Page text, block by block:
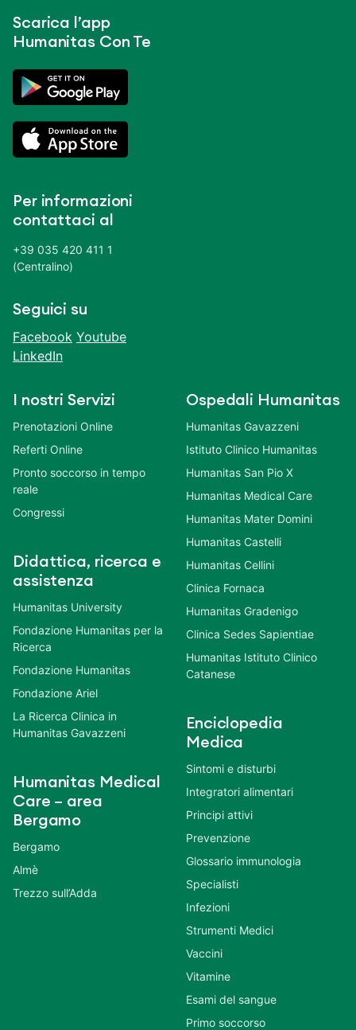
Scarica l’app
Humanitas Con Te
Per informazioni
contattaci al
+39 035 420 411 1
(Centralino)
Seguici su
Facebook Youtube
LinkedIn
I nostri Servizi
Prenotazioni Online
Referti Online
Pronto soccorso in tempo
reale
Congressi
Didattica, ricerca e
assistenza
Humanitas University
Fondazione Humanitas per la
Ricerca
Fondazione Humanitas
Fondazione Ariel
La Ricerca Clinica in
Humanitas Gavazzeni
Humanitas Medical
Care – area
Bergamo
Bergamo
Almè
Trezzo sull’Adda
Ospedali Humanitas
Humanitas Gavazzeni
Istituto Clinico Humanitas
Humanitas San Pio X
Humanitas Medical Care
Humanitas Mater Domini
Humanitas Castelli
Humanitas Cellini
Clinica Fornaca
Humanitas Gradenigo
Clinica Sedes Sapientiae
Humanitas Istituto Clinico
Catanese
Enciclopedia
Medica
Sintomi e disturbi
Integratori alimentari
Principi attivi
Prevenzione
Glossario immunologia
Specialisti
Infezioni
Strumenti Medici
Vaccini
Vitamine
Esami del sangue
Primo soccorso